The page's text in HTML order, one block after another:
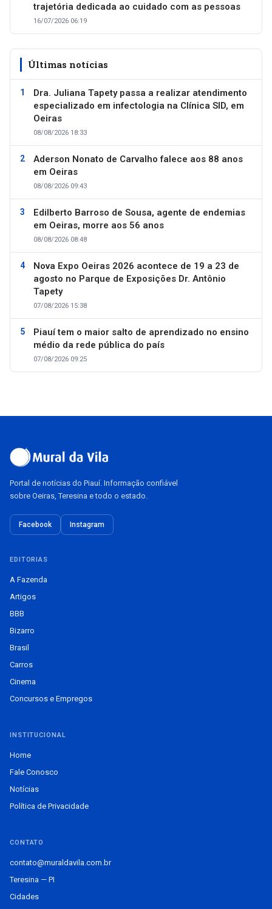
trajetória dedicada ao cuidado com as pessoas
16/07/2026 06:19
Últimas notícias
Dra. Juliana Tapety passa a realizar atendimento
especializado em infectologia na Clínica SID, em
Oeiras
08/08/2026 18:33
Aderson Nonato de Carvalho falece aos 88 anos
em Oeiras
08/08/2026 09:43
Edilberto Barroso de Sousa, agente de endemias
em Oeiras, morre aos 56 anos
08/08/2026 08:48
Nova Expo Oeiras 2026 acontece de 19 a 23 de
agosto no Parque de Exposições Dr. Antônio
Tapety
07/08/2026 15:38
Piauí tem o maior salto de aprendizado no ensino
médio da rede pública do país
07/08/2026 09:25
Portal de notícias do Piauí. Informação confiável
sobre Oeiras, Teresina e todo o estado.
Facebook Instagram
EDITORIAS
A Fazenda
Artigos
BBB
Bizarro
Brasil
Carros
Cinema
Concursos e Empregos
INSTITUCIONAL
Home
Fale Conosco
Notícias
Política de Privacidade
CONTATO
contato@muraldavila.com.br
Teresina — PI
Cidades